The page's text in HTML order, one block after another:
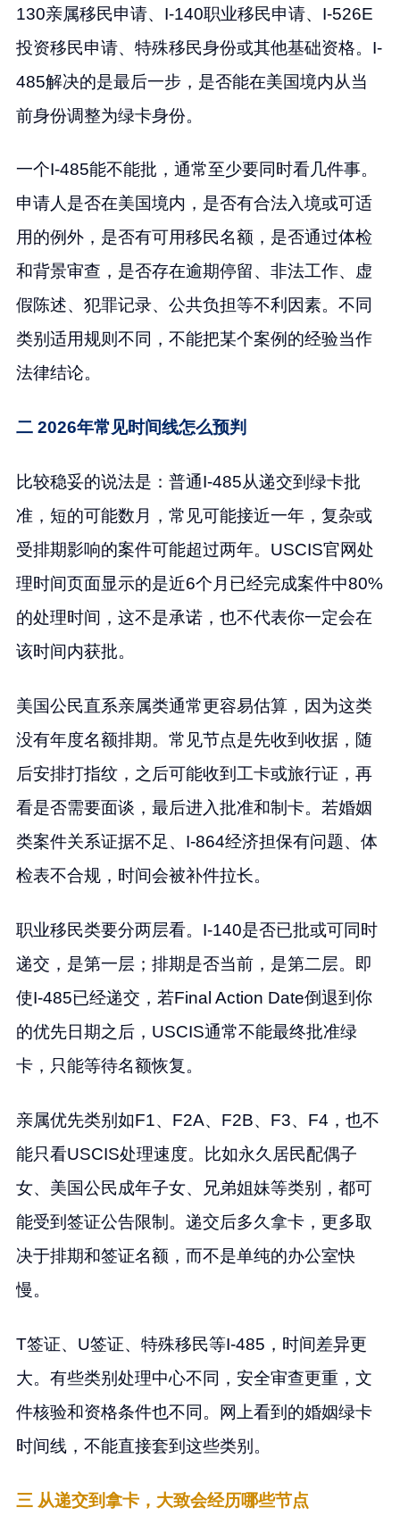
130亲属移民申请、I-140职业移民申请、I-526E
投资移民申请、特殊移民身份或其他基础资格。I-
485解决的是最后一步，是否能在美国境内从当
前身份调整为绿卡身份。
一个I-485能不能批，通常至少要同时看几件事。
申请人是否在美国境内，是否有合法入境或可适
用的例外，是否有可用移民名额，是否通过体检
和背景审查，是否存在逾期停留、非法工作、虚
假陈述、犯罪记录、公共负担等不利因素。不同
类别适用规则不同，不能把某个案例的经验当作
法律结论。
二 2026年常见时间线怎么预判
比较稳妥的说法是：普通I-485从递交到绿卡批
准，短的可能数月，常见可能接近一年，复杂或
受排期影响的案件可能超过两年。USCIS官网处
理时间页面显示的是近6个月已经完成案件中80%
的处理时间，这不是承诺，也不代表你一定会在
该时间内获批。
美国公民直系亲属类通常更容易估算，因为这类
没有年度名额排期。常见节点是先收到收据，随
后安排打指纹，之后可能收到工卡或旅行证，再
看是否需要面谈，最后进入批准和制卡。若婚姻
类案件关系证据不足、I-864经济担保有问题、体
检表不合规，时间会被补件拉长。
职业移民类要分两层看。I-140是否已批或可同时
递交，是第一层；排期是否当前，是第二层。即
使I-485已经递交，若Final Action Date倒退到你
的优先日期之后，USCIS通常不能最终批准绿
卡，只能等待名额恢复。
亲属优先类别如F1、F2A、F2B、F3、F4，也不
能只看USCIS处理速度。比如永久居民配偶子
女、美国公民成年子女、兄弟姐妹等类别，都可
能受到签证公告限制。递交后多久拿卡，更多取
决于排期和签证名额，而不是单纯的办公室快
慢。
T签证、U签证、特殊移民等I-485，时间差异更
大。有些类别处理中心不同，安全审查更重，文
件核验和资格条件也不同。网上看到的婚姻绿卡
时间线，不能直接套到这些类别。
三 从递交到拿卡，大致会经历哪些节点